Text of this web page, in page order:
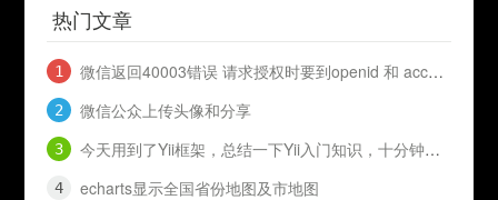
热门文章
微信返回40003错误 请求授权时要到openid 和 access_token
微信公众上传头像和分享
今天用到了Yii框架，总结一下Yii入门知识，十分钟入门Yii
echarts显示全国省份地图及市地图